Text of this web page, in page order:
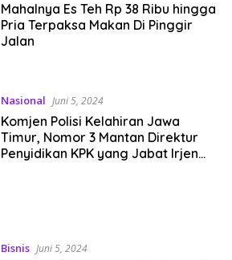
Mahalnya Es Teh Rp 38 Ribu hingga
Pria Terpaksa Makan Di Pinggir
Jalan
Nasional Juni 5, 2024
Komjen Polisi Kelahiran Jawa
Timur, Nomor 3 Mantan Direktur
Penyidikan KPK yang Jabat Irjen
Bisnis Juni 5, 2024